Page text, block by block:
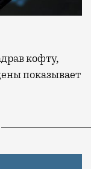
показывает